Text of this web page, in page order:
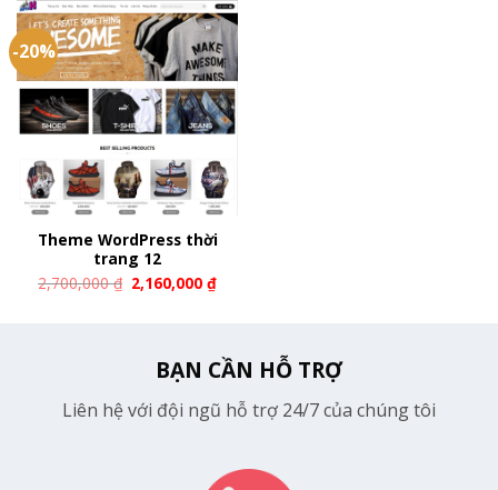
-20%
Theme WordPress thời
trang 12
2,700,000₫ 2,160,000₫
BẠN CẦN HỖ TRỢ
Liên hệ với đội ngũ hỗ trợ 24/7 của chúng tôi